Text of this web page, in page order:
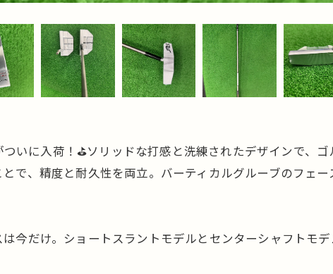
いに入荷！⛳️ソリッドな打感と洗練されたデザインで、
で、精度と耐久性を両立。バーティカルグルーブのフェ
今だけ。ショートスラントモデルとセンターシャフトモ